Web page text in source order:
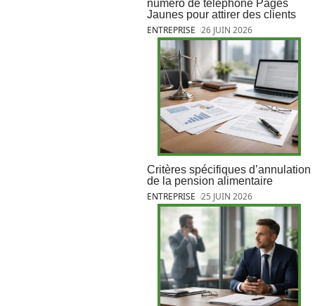
numéro de téléphone Pages
Jaunes pour attirer des clients
ENTREPRISE 26 JUIN 2026
Critères spécifiques d’annulation
de la pension alimentaire
ENTREPRISE 25 JUIN 2026